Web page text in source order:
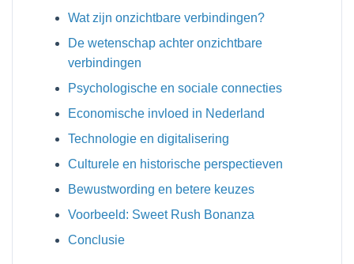
Wat zijn onzichtbare verbindingen?
De wetenschap achter onzichtbare
verbindingen
Psychologische en sociale connecties
Economische invloed in Nederland
Technologie en digitalisering
Culturele en historische perspectieven
Bewustwording en betere keuzes
Voorbeeld: Sweet Rush Bonanza
Conclusie